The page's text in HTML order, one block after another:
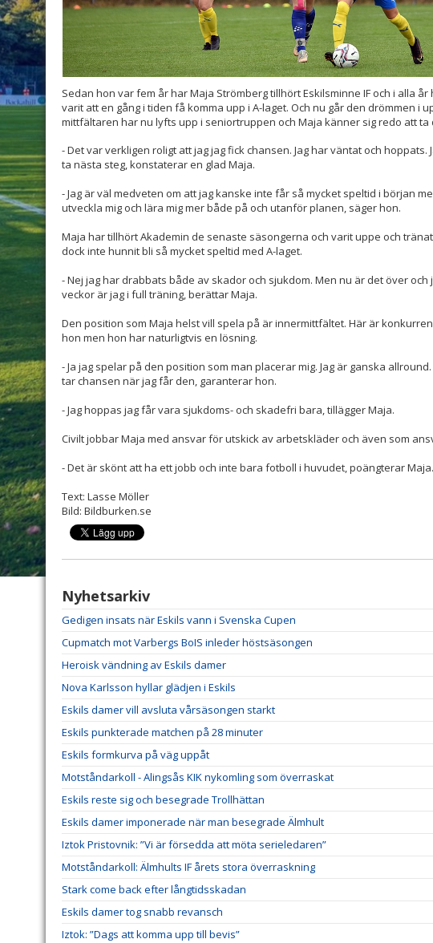
Sedan hon var fem år har Maja Strömberg tillhört Eskilsminne IF och i alla
varit att en gång i tiden få komma upp i A-laget. Och nu går den drömmen i
mittfältaren har nu lyfts upp i seniortruppen och Maja känner sig redo att ta
- Det var verkligen roligt att jag jag fick chansen. Jag har väntat och hoppats.
ta nästa steg, konstaterar en glad Maja.
- Jag är väl medveten om att jag kanske inte får så mycket speltid i början
utveckla mig och lära mig mer både på och utanför planen, säger hon.
Maja har tillhört Akademin de senaste säsongerna och varit uppe och
dock inte hunnit bli så mycket speltid med A-laget.
- Nej jag har drabbats både av skador och sjukdom. Men nu är det över och
veckor är jag i full träning, berättar Maja.
Den position som Maja helst vill spela på är innermittfältet. Här är
hon men hon har naturligtvis en lösning.
- Ja jag spelar på den position som man placerar mig. Jag är ganska
tar chansen när jag får den, garanterar hon.
- Jag hoppas jag får vara sjukdoms- och skadefri bara, tillägger Maja.
Civilt jobbar Maja med ansvar för utskick av arbetskläder och även som
- Det är skönt att ha ett jobb och inte bara fotboll i huvudet, poängterar Maja.
Text: Lasse Möller
Bild: Bildburken.se
Nyhetsarkiv
Gedigen insats när Eskils vann i Svenska Cupen
Cupmatch mot Varbergs BoIS inleder höstsäsongen
Heroisk vändning av Eskils damer
Nova Karlsson hyllar glädjen i Eskils
Eskils damer vill avsluta vårsäsongen starkt
Eskils punkterade matchen på 28 minuter
Eskils formkurva på väg uppåt
Motståndarkoll - Alingsås KIK nykomling som överraskat
Eskils reste sig och besegrade Trollhättan
Eskils damer imponerade när man besegrade Älmhult
Iztok Pristovnik: ”Vi är försedda att möta serieledaren”
Motståndarkoll: Älmhults IF årets stora överraskning
Stark come back efter långtidsskadan
Eskils damer tog snabb revansch
Iztok: ”Dags att komma upp till bevis”